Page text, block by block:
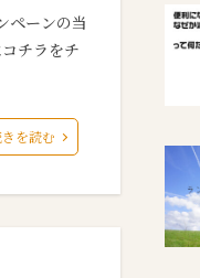
ペーンの当
チラをチ
を読む